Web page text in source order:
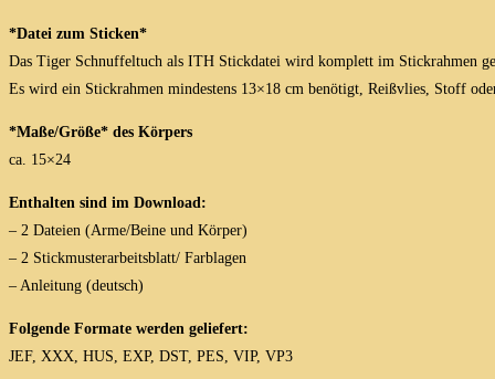
*Datei zum Sticken*
Das Tiger Schnuffeltuch als ITH Stickdatei wird komplett im Stickrahmen
Es wird ein Stickrahmen mindestens 13×18 cm benötigt, Reißvlies, Stoff
*Maße/Größe* des Körpers
ca. 15×24
Enthalten sind im Download:
– 2 Dateien (Arme/Beine und Körper)
– 2 Stickmusterarbeitsblatt/ Farblagen
– Anleitung (deutsch)
Folgende Formate werden geliefert:
JEF, XXX, HUS, EXP, DST, PES, VIP, VP3